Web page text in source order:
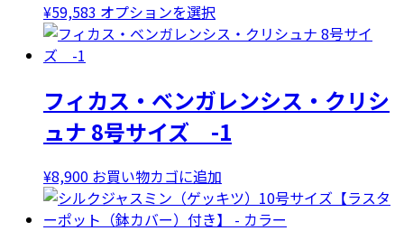
¥59,583 オプションを選択
の
に
は
複
の
バ
リ
フィカス・ベンガレンシス・クリシ
ュナ 8号サイズ -1
¥8,900 お買い物カゴに追加